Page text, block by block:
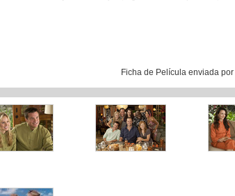
Ficha de Película enviada por